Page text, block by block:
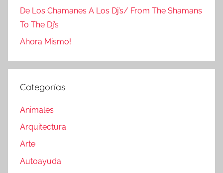
De Los Chamanes A Los Dj’s/ From The Shamans
To The Dj’s
Ahora Mismo!
Categorías
Animales
Arquitectura
Arte
Autoayuda